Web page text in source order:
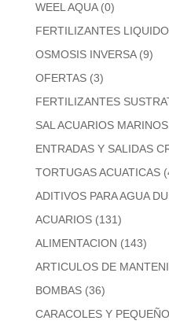
WEEL AQUA (0)
FERTILIZANTES
OSMOSIS INVERSA (9)
OFERTAS (3)
FERTILIZANTES
SAL ACUARIOS MARINOS
ENTRADAS Y SALIDAS
TORTUGAS ACUATICAS
ADITIVOS PARA AGUA
ACUARIOS (131)
ALIMENTACION (143)
ARTICULOS DE
BOMBAS (36)
CARACOLES Y